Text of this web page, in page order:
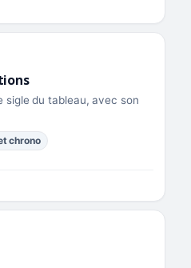
sigle du tableau, avec son
chrono